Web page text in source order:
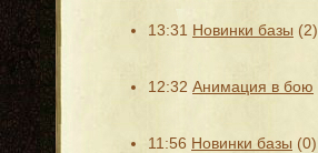
13:31 Новинки базы (2)
12:32 Анимация в бою
11:56 Новинки базы (0)